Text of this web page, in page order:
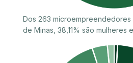
Dos 263 microempreendedores
de Minas, 38,11% são mulheres